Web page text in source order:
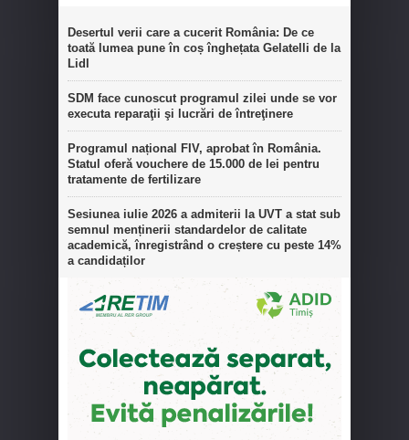
Desertul verii care a cucerit România: De ce
toată lumea pune în coș înghețata Gelatelli de la
Lidl
SDM face cunoscut programul zilei unde se vor
executa reparaţii şi lucrări de întreţinere
Programul național FIV, aprobat în România.
Statul oferă vouchere de 15.000 de lei pentru
tratamente de fertilizare
Sesiunea iulie 2026 a admiterii la UVT a stat sub
semnul menținerii standardelor de calitate
academică, înregistrând o creștere cu peste 14%
a candidaților